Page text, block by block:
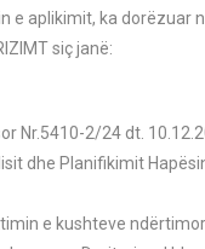
e aplikimit, ka dorëzuar
siç janë:
Nr.5410-2/24 dt.
dhe Planifikimit
e kushteve